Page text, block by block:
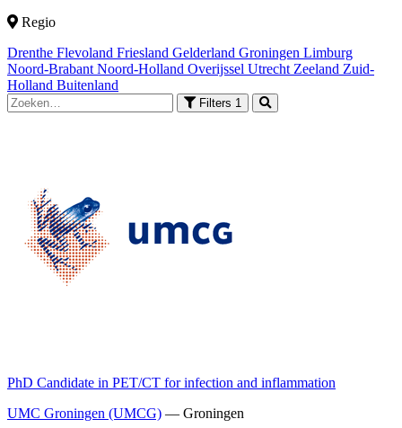
Regio
Drenthe Flevoland Friesland Gelderland Groningen Limburg
Noord-Brabant Noord-Holland Overijssel Utrecht Zeeland Zuid-
Holland Buitenland
Filters 1
PhD Candidate in PET/CT for infection and inflammation
UMC Groningen (UMCG) — Groningen